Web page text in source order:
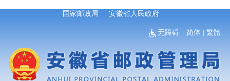
国家邮政局 安徽省人民政府
无障碍 简体 |繁體